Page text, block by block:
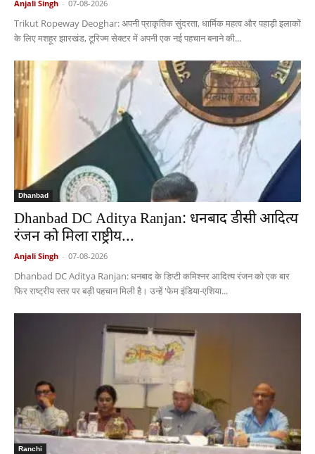
Anjali Singh - 07-08-2026
Trikut Ropeway Deoghar: अपनी प्राकृतिक सुंदरता, धार्मिक महत्व और पहाड़ी इलाकों
के लिए मशहूर झारखंड, टूरिज्म सेक्टर में अपनी एक नई पहचान बनाने की...
Dhanbad
Dhanbad DC Aditya Ranjan: धनबाद डीसी आदित्य
रंजन को मिला राष्ट्रीय...
Anjali Singh - 07-08-2026
Dhanbad DC Aditya Ranjan: धनबाद के डिप्टी कमिश्नर आदित्य रंजन को एक बार
फिर राष्ट्रीय स्तर पर बड़ी पहचान मिली है। उन्हें 'फेम इंडिया-एशिया...
Ranchi